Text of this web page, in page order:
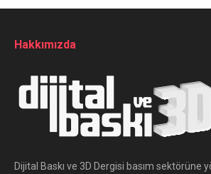
Hakkımızda
Dijital Baskı ve 3D Dergisi basım sektörüne